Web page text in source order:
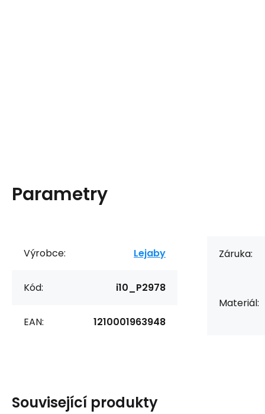
Parametry
Výrobce: Lejaby
Kód: i10_P2978
EAN: 1210001963948
Záruka:
Materiál:
Související produkty